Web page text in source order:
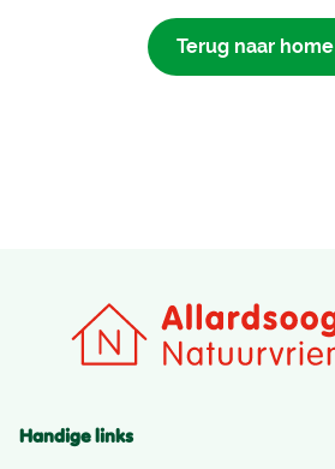
Terug naar home
Handige links